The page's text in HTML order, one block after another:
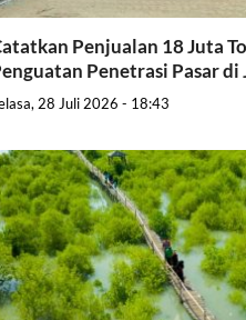
Penjualan 18 Juta
Penetrasi Pasar di
28 Juli 2026 - 18:43